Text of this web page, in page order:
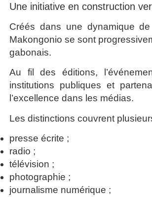
Une initiative en construction
Créés dans une dynamique
Makongonio se sont
gabonais.
Au fil des éditions,
institutions publiques et
l’excellence dans les médias.
Les distinctions couvrent
presse écrite ;
radio ;
télévision ;
photographie ;
journalisme numérique ;